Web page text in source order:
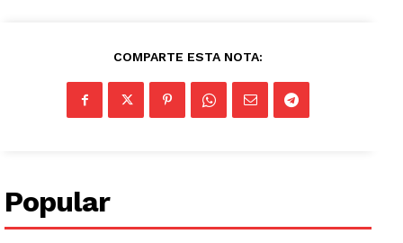
COMPARTE ESTA NOTA:
Popular